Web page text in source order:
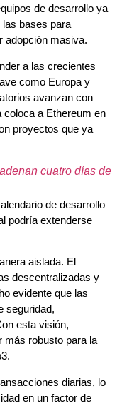
de desarrollo ya
las bases para
adopción masiva.
a las crecientes
como Europa y
avanzan con
coloca a Ethereum en
proyectos que ya
cuatro días de
de desarrollo
podría extenderse
aislada. El
descentralizadas y
evidente que las
seguridad,
esta visión,
más robusto para la
diarias, lo
en un factor de